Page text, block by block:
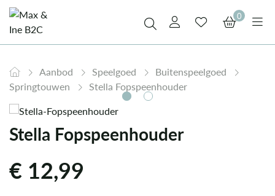
0
Aanbod Speelgoed
Buitenspeelgoed
Springtouwen
Stella Fopspeenhouder
Stella Fopspeenhouder
€ 12,99